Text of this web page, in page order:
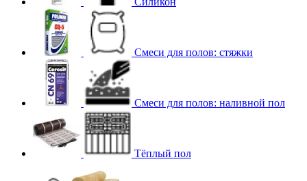
Смеси для полов: стяжки
Смеси для полов: наливной пол
Тёплый пол